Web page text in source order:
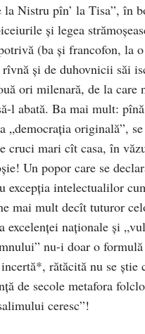
la Nistru pîn’ la Tisa”, în
şi legea
(ba şi francofon, la
şi de duhovnicii săi
ori milenară, de la
l abată. Ba mai mult:
originală”,
mari cît casa, în
Un popor care se
excepția intelectualilor
mai mult decît tuturor
excelenţei naţionale şi
nu-i doar o
rătăcită nu se
de secole metafora
ceresc”!